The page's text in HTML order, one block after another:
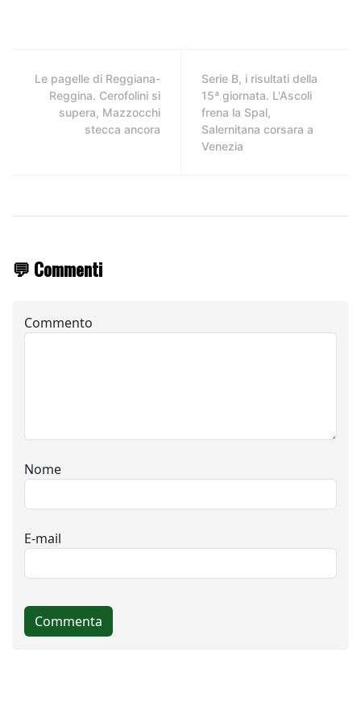
Le pagelle di Reggiana-
Reggina. Cerofolini si
supera, Mazzocchi
stecca ancora
Serie B, i risultati della
15ª giornata. L'Ascoli
frena la Spal,
Salernitana corsara a
Venezia
💬 Commenti